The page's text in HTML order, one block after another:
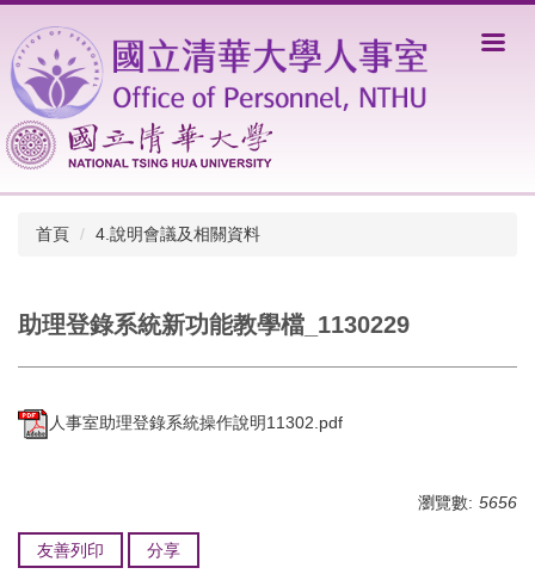
到
主
要
內
容
區
首頁 4.說明會議及相關資料
助理登錄系統新功能教學檔_1130229
人事室助理登錄系統操作說明11302.pdf
瀏覽數: 5656
友善列印 分享